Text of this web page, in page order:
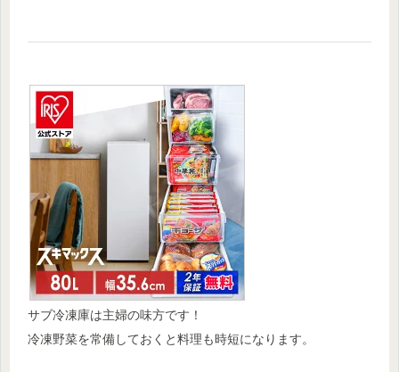
サブ冷凍庫は主婦の味方です！
冷凍野菜を常備しておくと料理も時短になります。